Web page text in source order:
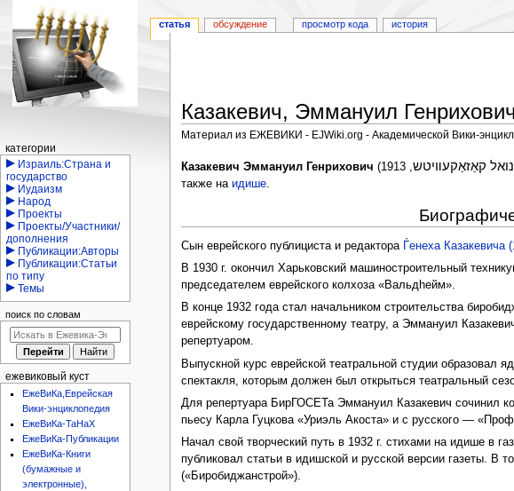
Казакевич, Эммануил Генрихович
Материал из ЕЖЕВИКИ - EJWiki.org - Академической Вики-
Перейти
к
Перейти
к
Казакевич Эммануил Генрихович ( קאַזאַקעװיטש
также наидише.
Сын еврейского публициста и редактора Ѓенеха Казакевича
В 1930 г. окончил Харьковский машиностроительный
председателем еврейского колхоза «Вальдhейм».
В конце 1932 года стал начальником строительства
еврейскому государственному театру, а Эммануил
репертуаром.
Выпускной курс еврейской театральной студии образовал
спектакля, которым должен был открыться театральный
Для репертуара БирГОСЕТа Эммануил Казакевич сочинил
пьесу Карла Гуцкова «Уриэль Акоста» и с русского —
Начал свой творческий путь в 1932 г. стихами на идише в
публиковал статьи в идишской и русской версии газеты. В
(«Биробиджанстрой»).
Навигация
статья обсуждение просмотр кода история
категории
Израиль:Страна и
государство
Иудаизм
Народ
Проекты
Проекты/Участники/
дополнения
Публикации:Авторы
Публикации:Статьи
по типу
Темы
поиск по словам
ежевиковый куст
ЕжеВиКа,Еврейская
Вики-энциклопедия
ЕжеВиКа-ТаНаХ
ЕжеВиКа-Публикации
ЕжеВиКа-Книги
(бумажные и
электронные),